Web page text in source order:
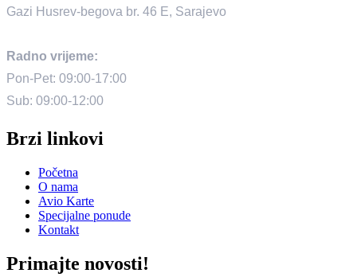
Gazi Husrev-begova br. 46 E, Sarajevo
Radno vrijeme:
Pon-Pet: 09:00-17:00
Sub: 09:00-12:00
Brzi linkovi
Početna
O nama
Avio Karte
Specijalne ponude
Kontakt
Primajte novosti!